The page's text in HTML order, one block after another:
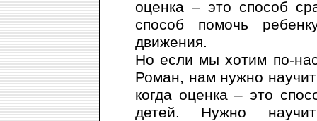
оценка – это способ
способ помочь
движения.
Но если мы хотим по-
Роман, нам нужно
когда оценка – это
детей. Нужно